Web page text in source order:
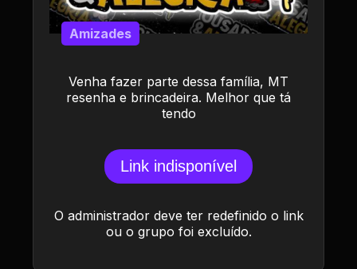
Venha fazer parte dessa família, MT
resenha e brincadeira. Melhor que tá
tendo
Amizades
Link indisponível
O administrador deve ter redefinido o link
ou o grupo foi excluído.